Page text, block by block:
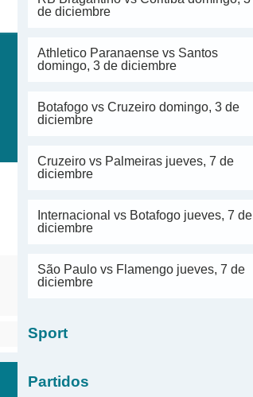
de diciembre
Athletico Paranaense vs Santos
domingo, 3 de diciembre
Botafogo vs Cruzeiro domingo, 3 de
diciembre
Cruzeiro vs Palmeiras jueves, 7 de
diciembre
Internacional vs Botafogo jueves, 7 de
diciembre
São Paulo vs Flamengo jueves, 7 de
diciembre
Sport
Partidos